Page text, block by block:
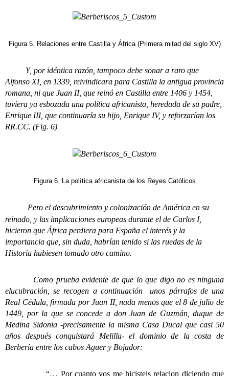
Figura 5. Relaciones entre Castilla y África (Primera mitad del siglo XV)
Y, por idéntica razón, tampoco debe sonar a raro que
Alfonso XI, en 1339, reivindicara para Castilla la antigua provincia
romana, ni que Juan II, que reinó en Castilla entre 1406 y 1454,
tuviera ya esbozada una política africanista, heredada de su padre,
Enrique III, que continuaría su hijo, Enrique IV, y reforzarían los
RR.CC. (Fig. 6)
Figura 6. La política africanista de los Reyes Católicos
Pero el descubrimiento y colonización de América en su
reinado, y las implicaciones europeas durante el de Carlos I,
hicieron que África perdiera para España el interés y la
importancia que, sin duda, habrían tenido si las ruedas de la
Historia hubiesen tomado otro camino.
Como prueba evidente de que lo que digo no es ninguna
elucubración, se recogen a continuación unos párrafos de una
Real Cédula, firmada por Juan II, nada menos que el 8 de julio de
1449, por la que se concede a don Juan de Guzmán, duque de
Medina Sidonia -precisamente la misma Casa Ducal que casi 50
años después conquistará Melilla- el dominio de la costa de
Berbería entre los cabos Aguer y Bojador:
“… Por cuanto vos me hicisteis relacion diciendo que